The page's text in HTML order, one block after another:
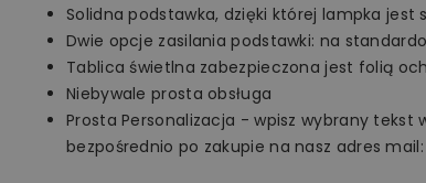
Solidna podstawka, dzięki której lampka jest
Dwie opcje zasilania podstawki: na
Tablica świetlna zabezpieczona jest folią
Niebywale prosta obsługa
Prosta Personalizacja - wpisz wybrany
bezpośrednio po zakupie na nasz adres